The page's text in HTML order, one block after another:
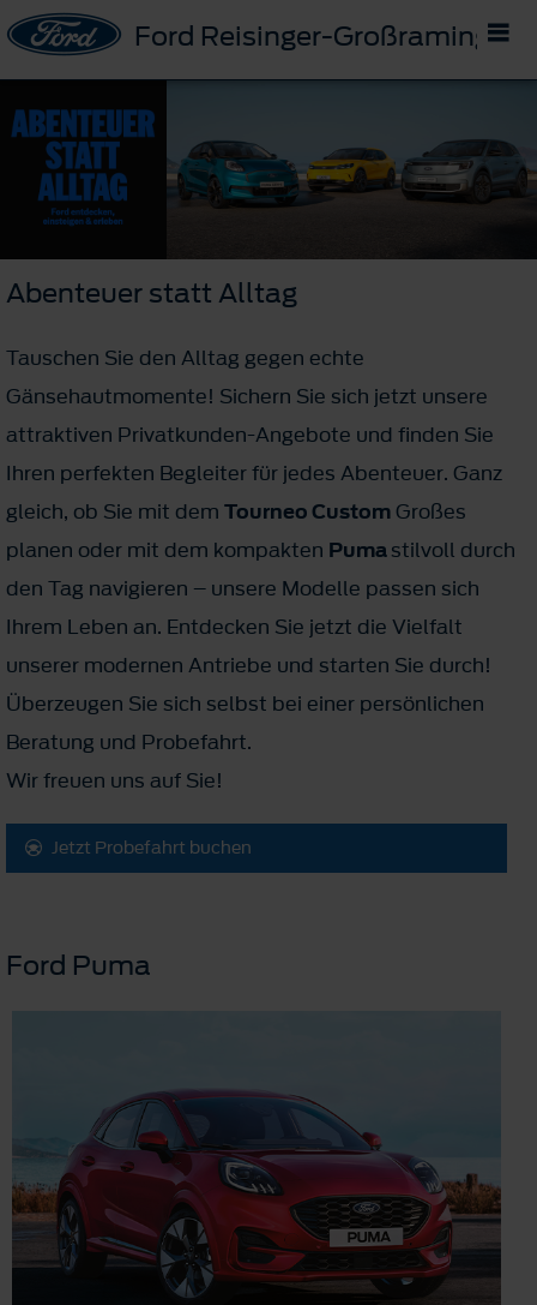
Ford Reisinger-Großraming
Abenteuer statt Alltag
Tauschen Sie den Alltag gegen echte
Gänsehautmomente! Sichern Sie sich jetzt unsere
attraktiven Privatkunden-Angebote und finden Sie
Ihren perfekten Begleiter für jedes Abenteuer. Ganz
gleich, ob Sie mit dem Tourneo Custom Großes
planen oder mit dem kompakten Pumastilvoll durch
den Tag navigieren – unsere Modelle passen sich
Ihrem Leben an. Entdecken Sie jetzt die Vielfalt
unserer modernen Antriebe und starten Sie durch!
Überzeugen Sie sich selbst bei einer persönlichen
Beratung und Probefahrt.
Wir freuen uns auf Sie!
Jetzt Probefahrt buchen
Ford Puma